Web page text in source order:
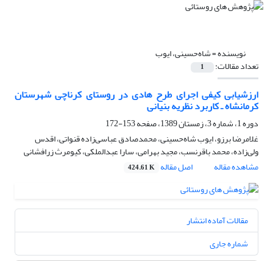
نویسنده =شاه‌حسینی، ایوب
تعداد مقالات: 1
ارزشیابی کیفی اجرای طرح‌ هادی در روستای کرناچی شهرستان
کرمانشاه ـ کاربرد نظریه بنیانی
دوره 1، شماره 3، زمستان 1389، صفحه
153-172
غلامرضا برزو، ایوب شاه‌حسینی، محمدصادق عباسی‌زاده قنواتی، اقدس
ولی‌زاده، محمد باقرنسب، مجید بهرامی، سارا عبدالملکی، کیومرث زرافشانی
مشاهده مقاله
اصل مقاله 424.61 K
مقالات آماده انتشار
شماره جاری